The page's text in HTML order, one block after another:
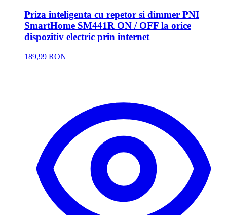
Priza inteligenta cu repetor si dimmer PNI
SmartHome SM441R ON / OFF la orice
dispozitiv electric prin internet
189,99 RON